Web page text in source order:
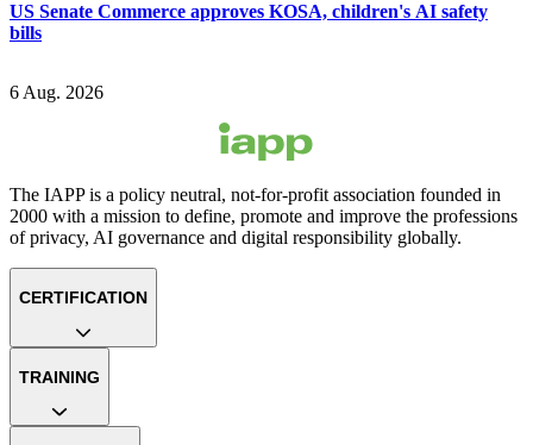
US Senate Commerce approves KOSA, children's AI safety
bills
6 Aug. 2026
The IAPP is a policy neutral, not-for-profit association founded in
2000 with a mission to define, promote and improve the professions
of privacy, AI governance and digital responsibility globally.
CERTIFICATION
TRAINING